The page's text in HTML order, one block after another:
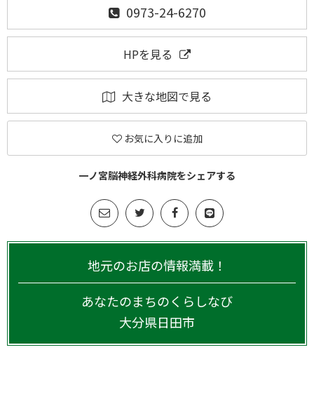
0973-24-6270
HPを見る
大きな地図で見る
お気に入りに追加
一ノ宮脳神経外科病院をシェアする
地元のお店の情報満載！
あなたのまちのくらしなび
大分県日田市